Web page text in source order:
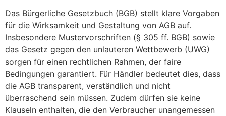
Das Bürgerliche Gesetzbuch (BGB) stellt klare Vorgaben
für die Wirksamkeit und Gestaltung von AGB auf.
Insbesondere Mustervorschriften (§ 305 ff. BGB) sowie
das Gesetz gegen den unlauteren Wettbewerb (UWG)
sorgen für einen rechtlichen Rahmen, der faire
Bedingungen garantiert. Für Händler bedeutet dies, dass
die AGB transparent, verständlich und nicht
überraschend sein müssen. Zudem dürfen sie keine
Klauseln enthalten, die den Verbraucher unangemessen